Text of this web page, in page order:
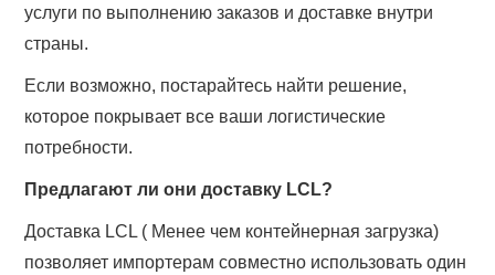
услуги по выполнению заказов и доставке внутри
страны.
Если возможно, постарайтесь найти решение,
которое покрывает все ваши логистические
потребности.
Предлагают ли они доставку LCL?
Доставка LCL ( Менее чем контейнерная загрузка)
позволяет импортерам совместно использовать один